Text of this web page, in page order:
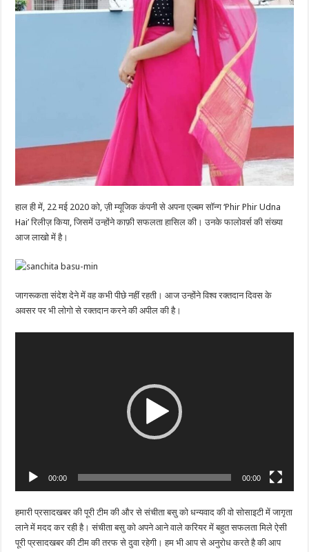
हाल ही में, 22 मई 2020 को, ज़ी म्यूजिक कंपनी से अपना एल्बम सॉन्ग ‘Phir Phir Udna
Hai’ रिलीज़ किया, जिसमें उन्होंने काफ़ी सफलता हासिल की। उनके फालोवर्स की संख्या
आज लाखो में है।
जागरूकता संदेश देने में वह कभी पीछे नहीं रहती। आज उन्होंने विश्व रक्तदान दिवस के
अवसर पर भी लोगो से रक्तदान करने की अपील की है।
00:00 00:00
हमारी प्रसादखबर की पूरी टीम की और से संचीता बसु को धन्यवाद की वो सोसाइटी में जागृता
लाने में मदद कर रही है। संचीता बसु को अपने आने वाले करियर में बहुत सफलता मिले ऐसी
पूरी प्रसादखबर की टीम की तरफ से दुवा रहेगी। हम भी आप से अनुरोध करते है की आप